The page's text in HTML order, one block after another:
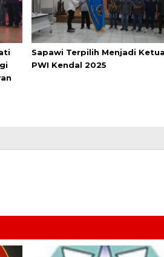
Sapawi Terpilih Menjadi Ketua
PWI Kendal 2025